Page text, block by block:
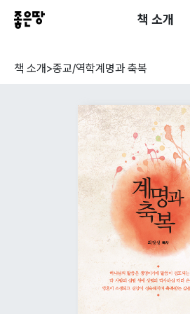
책 소개
책 소개>종교/역학계명과 축복